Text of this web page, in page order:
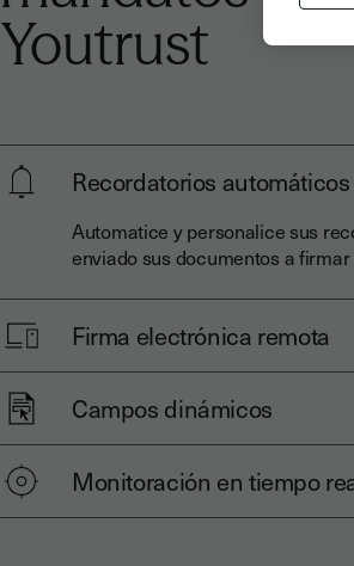
Youtrust
Recordatorios automáticos
Automatice y personalice sus
enviado sus documentos a firmar
Firma electrónica remota
Campos dinámicos
Monitoración en tiempo